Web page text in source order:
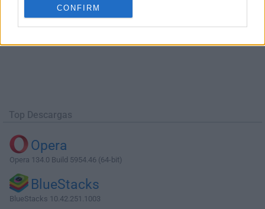
CONFIRM
Top Descargas
Opera
Opera 134.0 Build 5954.46 (64-bit)
BlueStacks
BlueStacks 10.42.251.1003